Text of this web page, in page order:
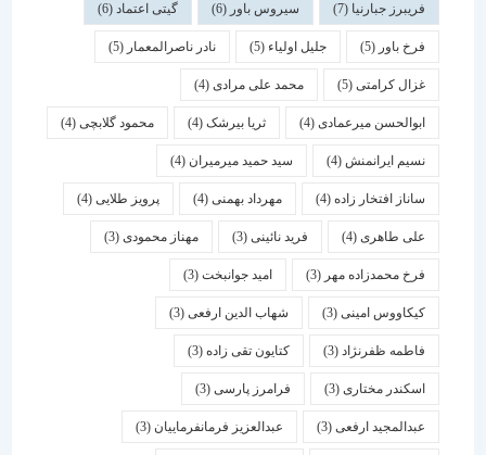
فریبرز جبارنیا(7) سیروس باور(6) گیتی اعتماد(6)
فرخ باور(5) جلیل اولیاء(5) نادر ناصرالمعمار (5)
غزال کرامتی(5) محمد علی مرادی(4)
ابوالحسن میرعمادی(4) ثریا بیرشک(4) محمود گلابچی(4)
نسیم ایرانمنش(4) سید حمید میرمیران(4)
ساناز افتخار زاده(4) مهرداد بهمنی (4) پرویز طلایی(4)
علی طاهری(4) فرید نائینی(3) مهناز محمودی(3)
فرخ محمدزاده مهر(3) امید جوانبخت(3)
کیکاووس امینی(3) شهاب الدین ارفعی(3)
فاطمه ظفرنژاد(3) کتایون تقی زاده(3)
اسكندر مختاری (3) فرامرز پارسی(3)
عبدالمجید ارفعی(3) عبدالعزیز فرمانفرماییان(3)